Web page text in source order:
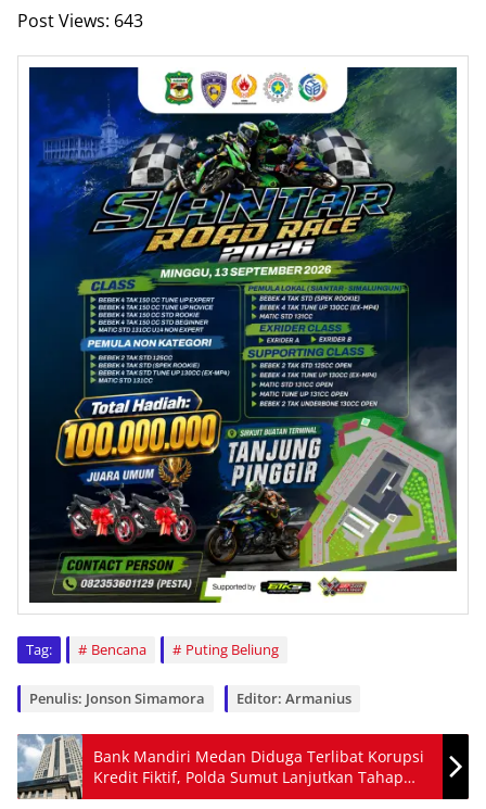
Post Views: 643
Tag: Bencana Puting Beliung
Penulis: Jonson Simamora Editor: Armanius
Bank Mandiri Medan Diduga Terlibat Korupsi
Kredit Fiktif, Polda Sumut Lanjutkan Tahap
Penyidikan